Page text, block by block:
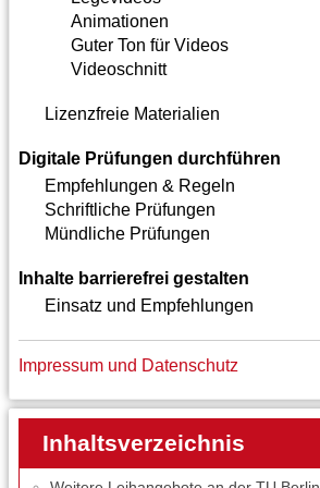
Animationen
Guter Ton für Videos
Videoschnitt
Lizenzfreie Materialien
Digitale Prüfungen durchführen
Empfehlungen & Regeln
Schriftliche Prüfungen
Mündliche Prüfungen
Inhalte barrierefrei gestalten
Einsatz und Empfehlungen
Impressum und Datenschutz
Inhaltsverzeichnis